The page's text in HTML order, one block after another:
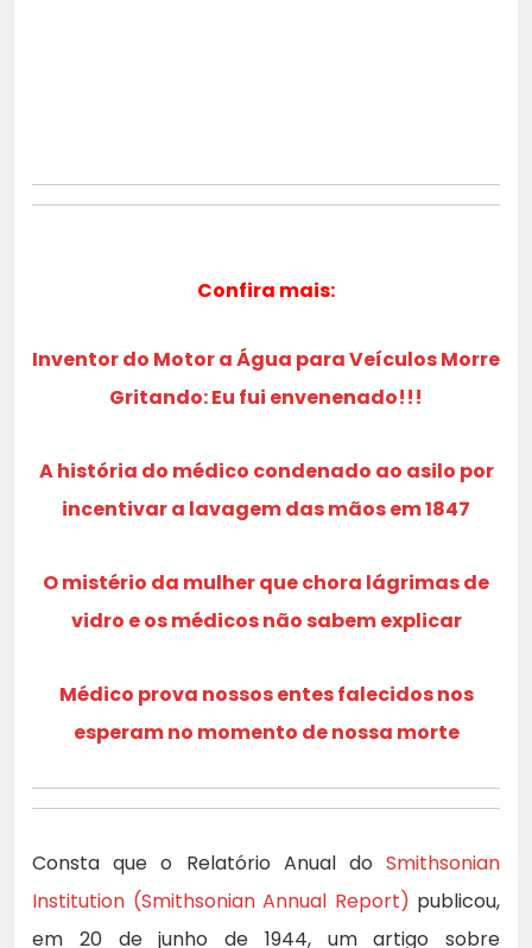
Confira mais:
Inventor do Motor a Água para Veículos Morre
Gritando: Eu fui envenenado!!!
A história do médico condenado ao asilo por
incentivar a lavagem das mãos em 1847
O mistério da mulher que chora lágrimas de
vidro e os médicos não sabem explicar
Médico prova nossos entes falecidos nos
esperam no momento de nossa morte
Consta que o Relatório Anual do Smithsonian
Institution (Smithsonian Annual Report) publicou,
em 20 de junho de 1944, um artigo sobre